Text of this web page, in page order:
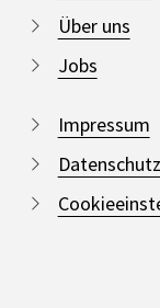
Über uns
Jobs
Impressum